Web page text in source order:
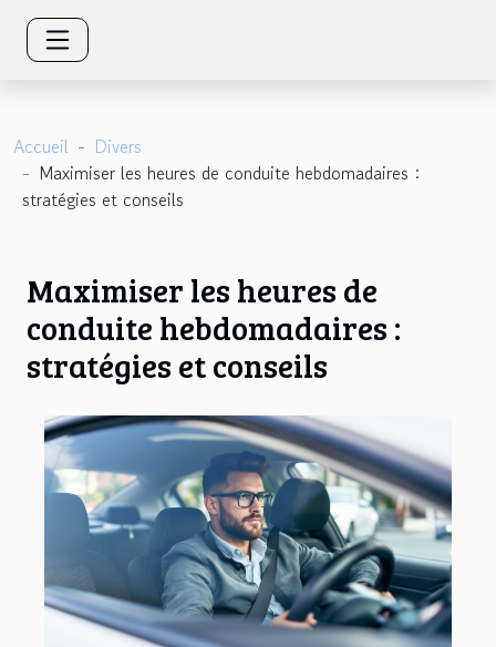
Accueil
Divers
Maximiser les heures de conduite hebdomadaires :
stratégies et conseils
Maximiser les heures de
conduite hebdomadaires :
stratégies et conseils